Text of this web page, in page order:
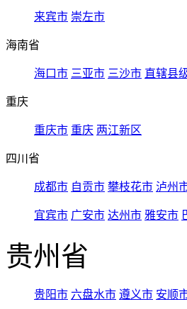
来宾市 崇左市
海南省
海口市 三亚市 三沙市 直辖县
重庆
重庆市 重庆 两江新区
四川省
成都市 自贡市 攀枝花市 泸州
宜宾市 广安市 达州市 雅安市
贵州省
贵阳市 六盘水市 遵义市 安顺